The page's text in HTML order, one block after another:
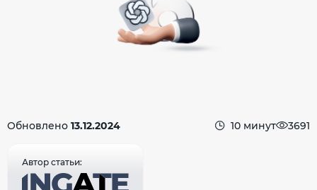
Обновлено 13.12.2024 10 минут 3691
Автор статьи: